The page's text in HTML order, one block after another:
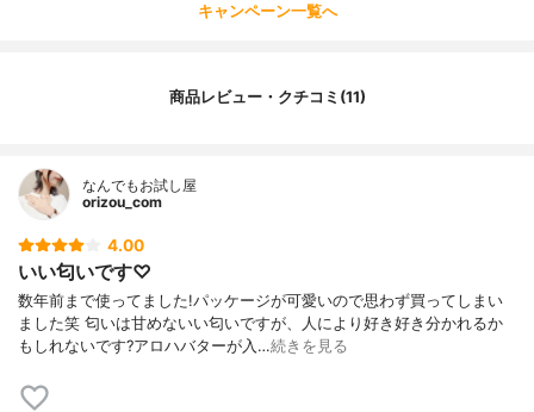
キャンペーン一覧へ
商品レビュー・クチコミ(11)
なんでもお試し屋
orizou_com
4.00
いい匂いです♡
数年前まで使ってました!パッケージが可愛いので思わず買ってしまい
ました笑 匂いは甘めないい匂いですが、人により好き好き分かれるか
もしれないです?アロハバターが入…続きを見る